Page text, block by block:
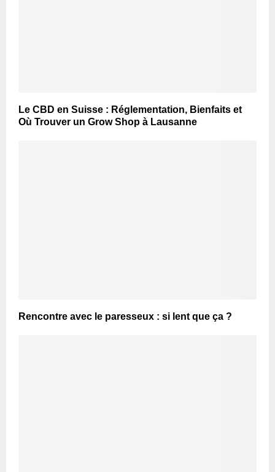
Le CBD en Suisse : Réglementation, Bienfaits et
Où Trouver un Grow Shop à Lausanne
Rencontre avec le paresseux : si lent que ça ?